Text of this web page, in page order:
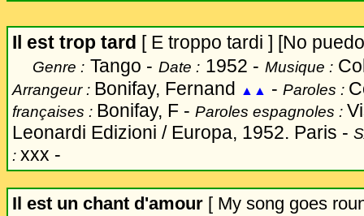
Il est trop tard [ E troppo tardi ] [No
Genre : Tango - Date : 1952 - Musique :
Arrangeur : Bonifay, Fernand ▲▲ - Paroles :
françaises : Bonifay, F - Paroles espagnoles :
Leonardi Edizioni / Europa, 1952. Paris -
: xxx -
Il est un chant d'amour [ My song goes